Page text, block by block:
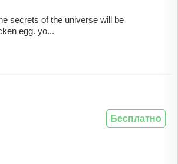
secrets of the universe will be
egg. yo...
Бесплатно